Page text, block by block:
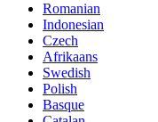
Romanian
Indonesian
Czech
Afrikaans
Swedish
Polish
Basque